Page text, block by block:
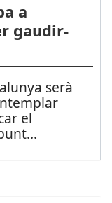
a
gaudir-
serà
el
...